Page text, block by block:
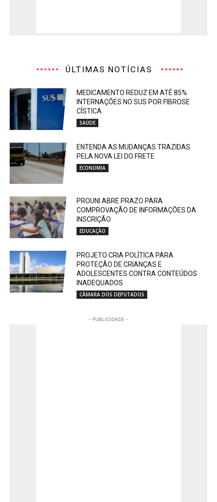
ÚLTIMAS NOTÍCIAS
MEDICAMENTO REDUZ EM ATÉ 85%
INTERNAÇÕES NO SUS POR FIBROSE
CÍSTICA
SAÚDE
ENTENDA AS MUDANÇAS TRAZIDAS
PELA NOVA LEI DO FRETE
ECONOMIA
PROUNI ABRE PRAZO PARA
COMPROVAÇÃO DE INFORMAÇÕES DA
INSCRIÇÃO
EDUCAÇÃO
PROJETO CRIA POLÍTICA PARA
PROTEÇÃO DE CRIANÇAS E
ADOLESCENTES CONTRA CONTEÚDOS
INADEQUADOS
CÂMARA DOS DEPUTADOS
- PUBLICIDADE -